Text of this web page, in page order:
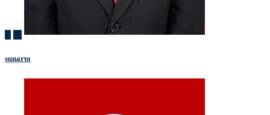
sunarto